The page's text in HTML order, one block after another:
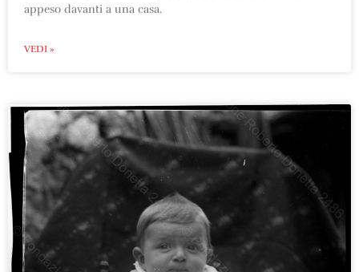
appeso davanti a una casa.
VEDI »